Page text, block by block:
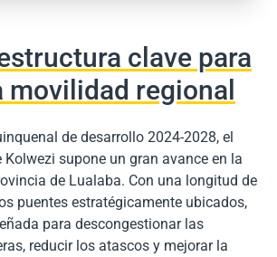
clave para
movilidad regional
de desarrollo 2024-2028, el
supone un gran avance en la
de Lualaba. Con una longitud de
puentes estratégicamente ubicados,
para descongestionar las
reducir los atascos y mejorar la